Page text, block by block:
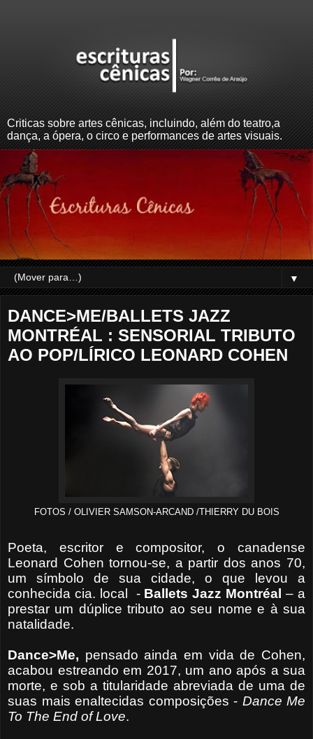
Criticas sobre artes cênicas, incluindo, além do teatro,a
dança, a ópera, o circo e performances de artes visuais.
▼
DANCE>ME/BALLETS JAZZ
MONTRÉAL : SENSORIAL TRIBUTO
AO POP/LÍRICO LEONARD COHEN
FOTOS / OLIVIER SAMSON-ARCAND /THIERRY DU BOIS
Poeta, escritor e compositor, o canadense
Leonard Cohen tornou-se, a partir dos anos 70,
um símbolo de sua cidade, o que levou a
conhecida cia. local
- Ballets Jazz Montréal – a
prestar um dúplice tributo ao seu nome e à sua
natalidade.
Dance>Me, pensado ainda em vida de Cohen,
acabou estreando em 2017, um ano após a sua
morte, e sob a titularidade abreviada de uma de
suas mais enaltecidas composições - Dance Me
To The End of Love.